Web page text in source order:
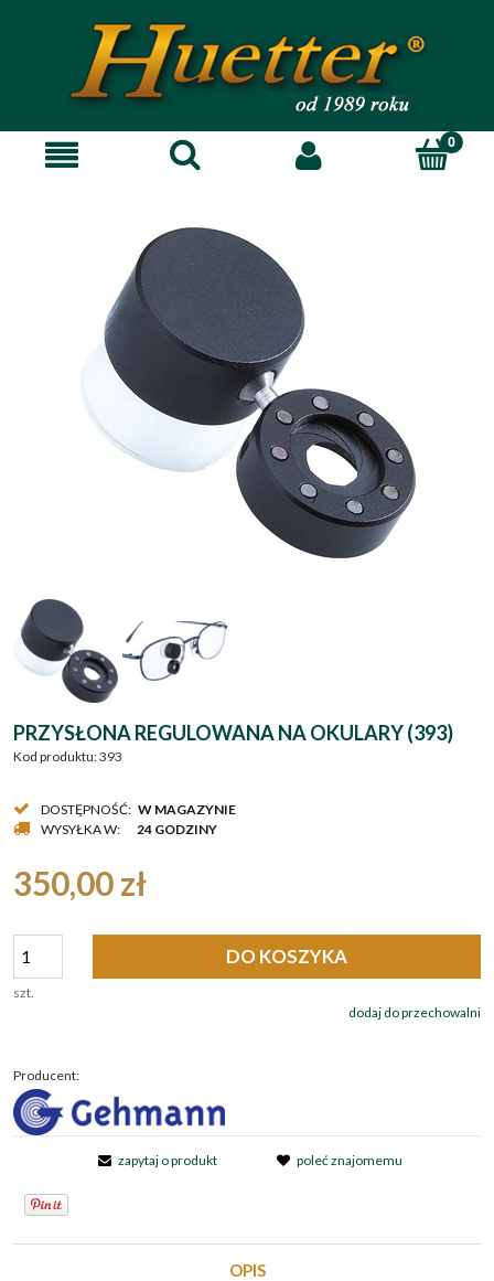
PRZYSŁONA REGULOWANA NA OKULARY (393)
Kod produktu:393
DOSTĘPNOŚĆ: W MAGAZYNIE
WYSYŁKA W:
24 GODZINY
350,00 zł
szt.
DO KOSZYKA
dodaj do przechowalni
Producent:
zapytaj o produkt poleć znajomemu
OPIS